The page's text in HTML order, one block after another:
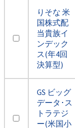
りそな 米
国株式配
当貴族イ
ンデック
ス(年4回
決算型)
GS ビッグ
データ･ス
トラテジ
ー(米国小